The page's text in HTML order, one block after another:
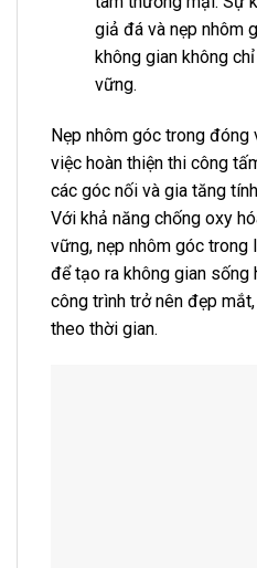
giả đá và nẹp nhôm
không gian không
vững.
Nẹp nhôm góc trong đóng
việc hoàn thiện thi công
các góc nối và gia tăng
Với khả năng chống oxy
vững, nẹp nhôm góc
để tạo ra không gian sống
công trình trở nên đẹp
theo thời gian.